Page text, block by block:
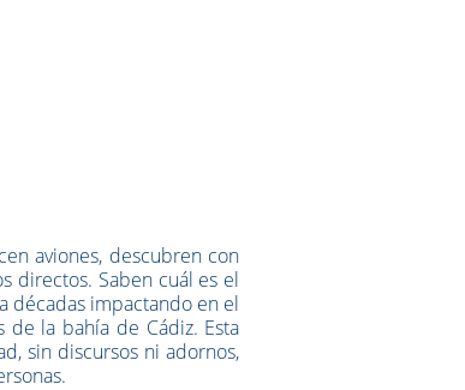
aviones, descubren con
directos. Saben cuál es el
décadas impactando en el
la bahía de Cádiz. Esta
sin discursos ni adornos,